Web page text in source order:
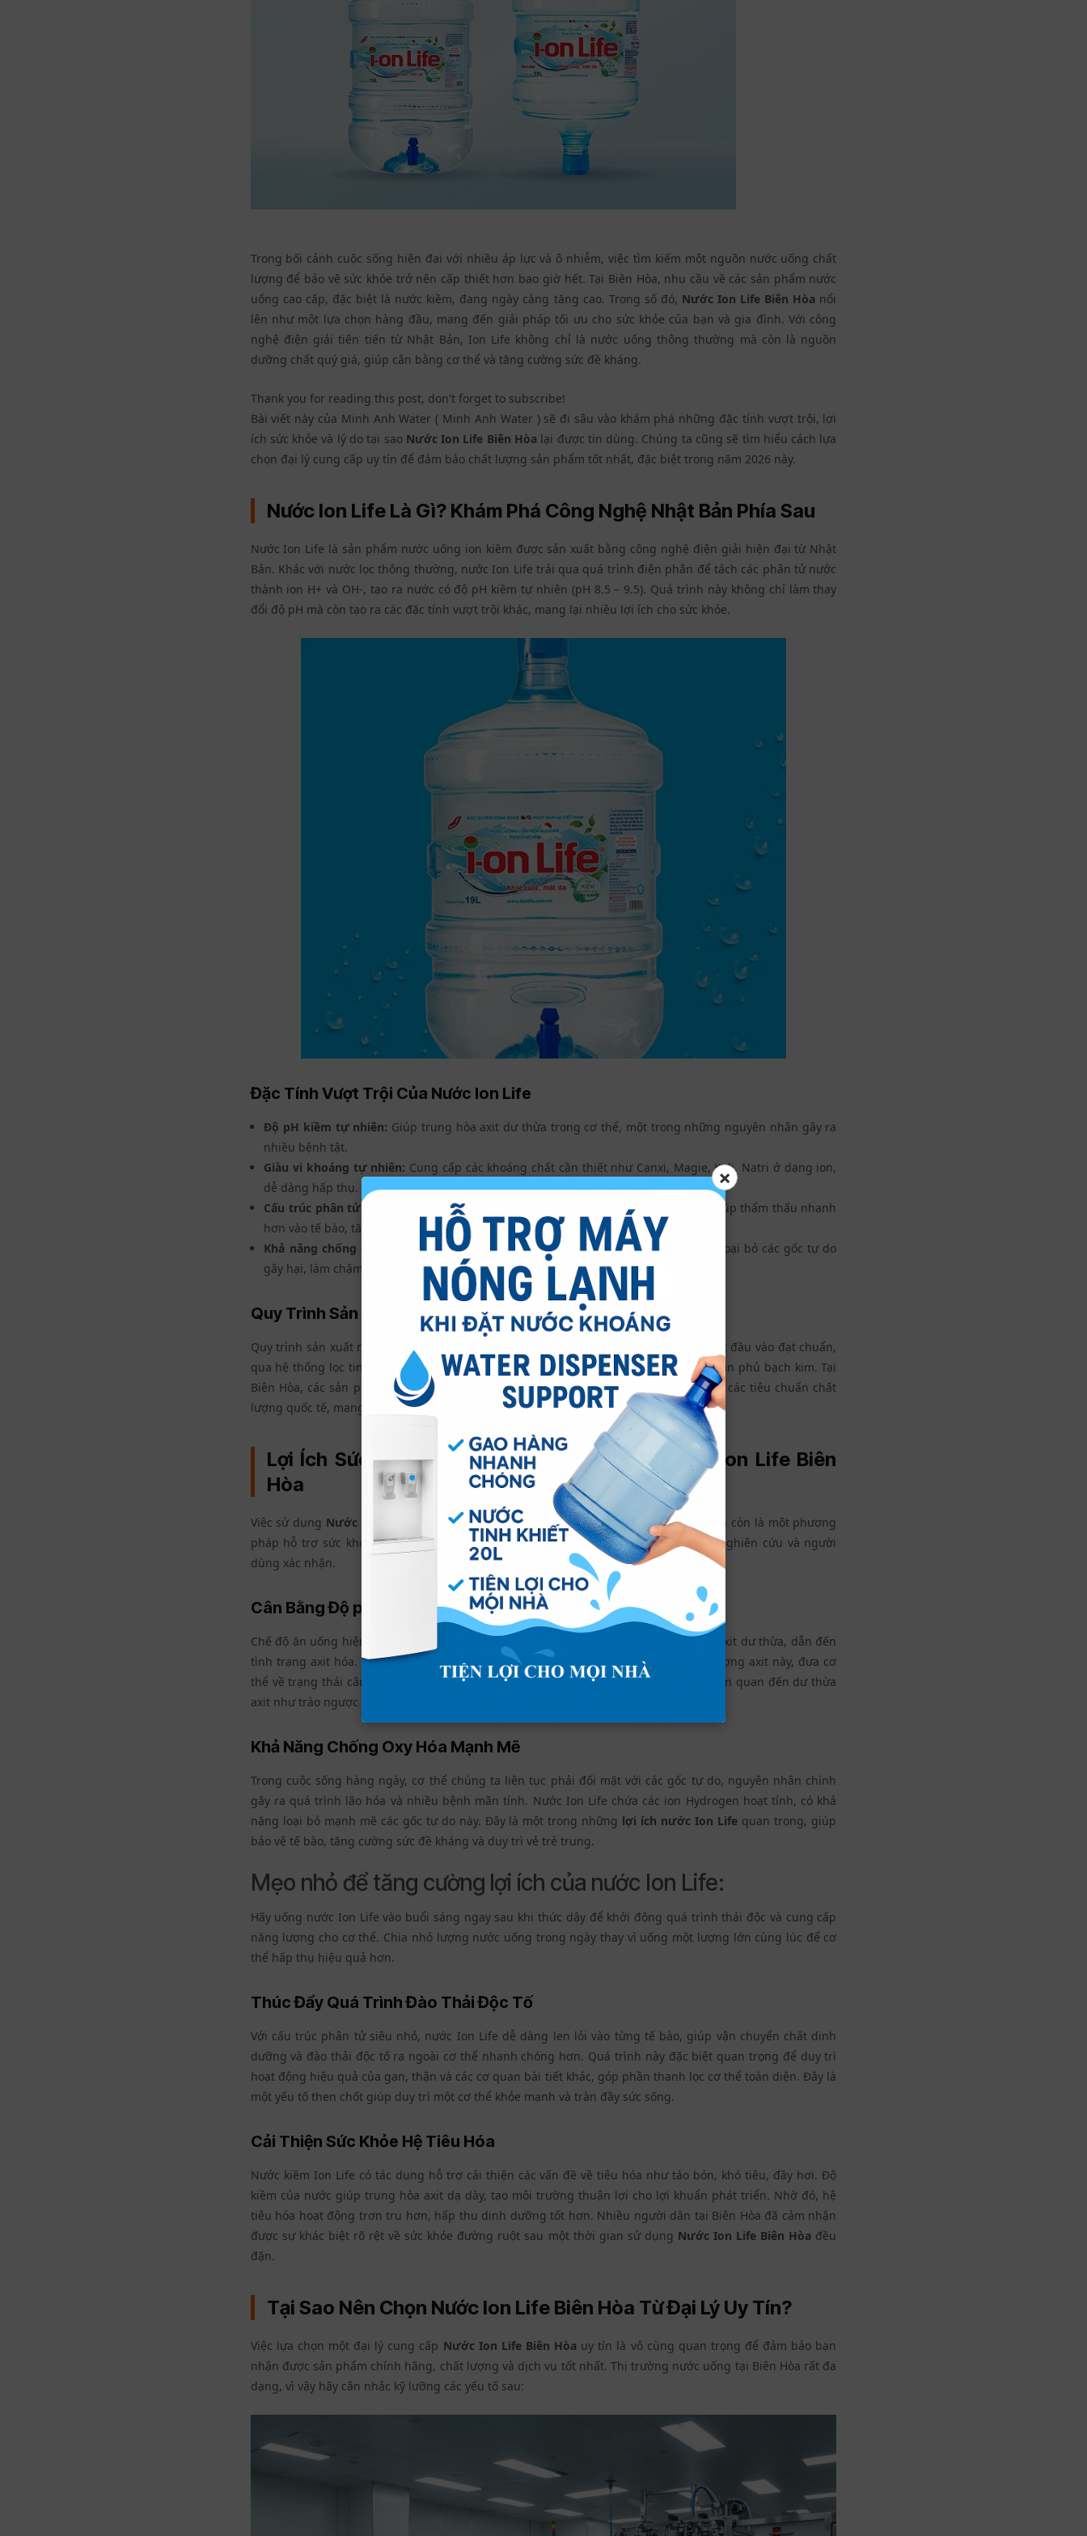
Trong bối cảnh cuộc sống hiện đại với nhiều áp lực và ô nhiễm, việc tìm kiếm một nguồn nước uống chất
lượng để bảo vệ sức khỏe trở nên cấp thiết hơn bao giờ hết. Tại Biên Hòa, nhu cầu về các sản phẩm nước
uống cao cấp, đặc biệt là nước kiềm, đang ngày càng tăng cao. Trong số đó, Nước Ion Life Biên Hòa nổi
lên như một lựa chọn hàng đầu, mang đến giải pháp tối ưu cho sức khỏe của bạn và gia đình. Với công
nghệ điện giải tiên tiến từ Nhật Bản, Ion Life không chỉ là nước uống thông thường mà còn là nguồn
dưỡng chất quý giá, giúp cân bằng cơ thể và tăng cường sức đề kháng.
Thank you for reading this post, don't forget to subscribe!
Bài viết này của Minh Anh Water ( Minh Anh Water ) sẽ đi sâu vào khám phá những đặc tính vượt trội, lợi
ích sức khỏe và lý do tại sao Nước Ion Life Biên Hòa lại được tin dùng. Chúng ta cũng sẽ tìm hiểu cách lựa
chọn đại lý cung cấp uy tín để đảm bảo chất lượng sản phẩm tốt nhất, đặc biệt trong năm 2026 này.
Nước Ion Life Là Gì? Khám Phá Công Nghệ Nhật Bản Phía Sau
Nước Ion Life là sản phẩm nước uống ion kiềm được sản xuất bằng công nghệ điện giải hiện đại từ Nhật
Bản. Khác với nước lọc thông thường, nước Ion Life trải qua quá trình điện phân để tách các phân tử nước
thành ion H+ và OH-, tạo ra nước có độ pH kiềm tự nhiên (pH 8.5 – 9.5). Quá trình này không chỉ làm thay
đổi độ pH mà còn tạo ra các đặc tính vượt trội khác, mang lại nhiều lợi ích cho sức khỏe.
Đặc Tính Vượt Trội Của Nước Ion Life
Độ pH kiềm tự nhiên: Giúp trung hòa axit dư thừa trong cơ thể, một trong những nguyên nhân gây ra
nhiều bệnh tật.
Giàu vi khoáng tự nhiên: Cung cấp các khoáng chất cần thiết như Canxi, Magie, Kali, Natri ở dạng ion,
dễ dàng hấp thụ.
Cấu trúc phân tử nước siêu nhỏ: Nhỏ hơn gấp 5 lần so với nước thông thường, giúp thẩm thấu nhanh
hơn vào tế bào, tăng cường hydrat hóa và đào thải độc tố hiệu quả.
Khả năng chống oxy hóa mạnh mẽ:Chứa Hydrogen hoạt tính (OH-) có khả năng loại bỏ các gốc tự do
gây hại, làm chậm quá trình lão hóa.
Quy Trình Sản Xuất Nước Ion Life Đạt Chuẩn
Quy trình sản xuất nước Ion Life được kiểm soát nghiêm ngặt, bắt đầu từ nguồn nước đầu vào đạt chuẩn,
qua hệ thống lọc tinh khiết và sau đó là giai đoạn điện phân bởi các tấm điện cực titan phủ bạch kim. Tại
Biên Hòa, các sản phẩm
Nước kiềm Ion Life
được phân phối đều đảm bảo tuân thủ các tiêu chuẩn chất
lượng quốc tế, mang đến sự an tâm tuyệt đối cho người tiêu dùng.
Lợi Ích Sức Khỏe Không Ngờ Khi Sử Dụng Nước Ion Life Biên
Hòa
Việc sử dụng Nước Ion Life Biên Hòahàng ngày không chỉ đơn thuần là giải khát mà còn là một phương
pháp hỗ trợ sức khỏe toàn diện. Dưới đây là những lợi ích nổi bật đã được nhiều nghiên cứu và người
dùng xác nhận.
Cân Bằng Độ pH Trong Cơ Thể
Chế độ ăn uống hiện đại, căng thẳng và ô nhiễm môi trường dễ khiến cơ thể tích tụ axit dư thừa, dẫn đến
tình trạng axit hóa. Nước ion kiềm Ion Life với độ pH tự nhiên cao giúp trung hòa lượng axit này, đưa cơ
thể về trạng thái cân bằng pH lý tưởng. Điều này góp phần phòng ngừa các bệnh liên quan đến dư thừa
axit như trào ngược dạ dày, gout, loãng xương.
Khả Năng Chống Oxy Hóa Mạnh Mẽ
Trong cuộc sống hàng ngày, cơ thể chúng ta liên tục phải đối mặt với các gốc tự do, nguyên nhân chính
gây ra quá trình lão hóa và nhiều bệnh mãn tính. Nước Ion Life chứa các ion Hydrogen hoạt tính, có khả
năng loại bỏ mạnh mẽ các gốc tự do này. Đây là một trong những lợi ích nước Ion Life quan trọng, giúp
bảo vệ tế bào, tăng cường sức đề kháng và duy trì vẻ trẻ trung.
Mẹo nhỏ để tăng cường lợi ích của nước Ion Life:
Hãy uống nước Ion Life vào buổi sáng ngay sau khi thức dậy để khởi động quá trình thải độc và cung cấp
năng lượng cho cơ thể. Chia nhỏ lượng nước uống trong ngày thay vì uống một lượng lớn cùng lúc để cơ
thể hấp thụ hiệu quả hơn.
Thúc Đẩy Quá Trình Đào Thải Độc Tố
Với cấu trúc phân tử siêu nhỏ, nước Ion Life dễ dàng len lỏi vào từng tế bào, giúp vận chuyển chất dinh
dưỡng và đào thải độc tố ra ngoài cơ thể nhanh chóng hơn. Quá trình này đặc biệt quan trọng để duy trì
hoạt động hiệu quả của gan, thận và các cơ quan bài tiết khác, góp phần thanh lọc cơ thể toàn diện. Đây là
một yếu tố then chốt giúp duy trì một cơ thể khỏe mạnh và tràn đầy sức sống.
Cải Thiện Sức Khỏe Hệ Tiêu Hóa
Nước kiềm Ion Life có tác dụng hỗ trợ cải thiện các vấn đề về tiêu hóa như táo bón, khó tiêu, đầy hơi. Độ
kiềm của nước giúp trung hòa axit dạ dày, tạo môi trường thuận lợi cho lợi khuẩn phát triển. Nhờ đó, hệ
tiêu hóa hoạt động trơn tru hơn, hấp thu dinh dưỡng tốt hơn. Nhiều người dân tại Biên Hòa đã cảm nhận
được sự khác biệt rõ rệt về sức khỏe đường ruột sau một thời gian sử dụng Nước Ion Life Biên Hòa đều
đặn.
Tại Sao Nên Chọn Nước Ion Life Biên Hòa Từ Đại Lý Uy Tín?
Việc lựa chọn một đại lý cung cấp Nước Ion Life Biên Hòa uy tín là vô cùng quan trọng để đảm bảo bạn
nhận được sản phẩm chính hãng, chất lượng và dịch vụ tốt nhất. Thị trường nước uống tại Biên Hòa rất đa
dạng, vì vậy hãy cân nhắc kỹ lưỡng các yếu tố sau:
×